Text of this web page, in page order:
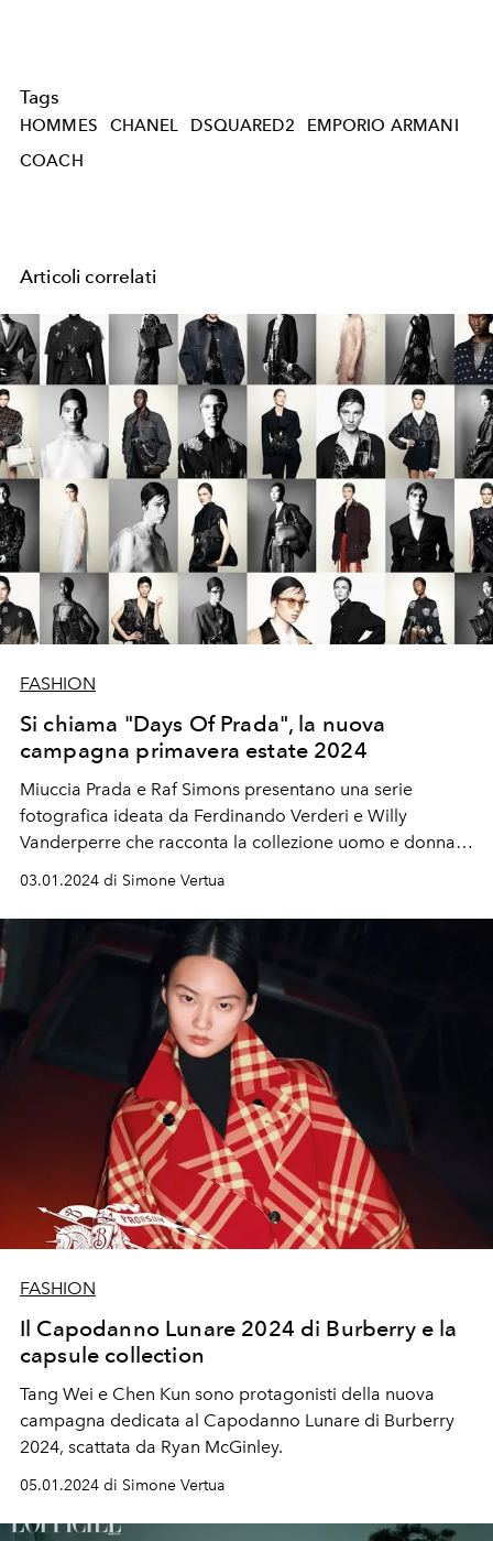
Tags
HOMMES CHANEL DSQUARED2
EMPORIO ARMANI
COACH
Articoli correlati
FASHION
Si chiama "Days Of Prada", la nuova
campagna primavera estate 2024
Miuccia Prada e Raf Simons presentano una serie
fotografica ideata da Ferdinando Verderi e Willy
Vanderperre che racconta la collezione uomo e donna
03.01.2024 di Simone Vertua
FASHION
Il Capodanno Lunare 2024 di Burberry e la
capsule collection
Tang Wei e Chen Kun sono protagonisti della nuova
campagna dedicata al Capodanno Lunare di Burberry
2024, scattata da Ryan McGinley.
05.01.2024 di Simone Vertua